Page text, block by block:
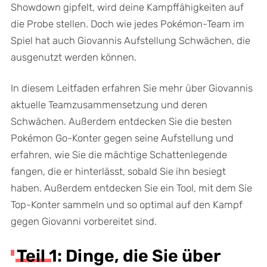
Showdown gipfelt, wird deine Kampffähigkeiten auf
die Probe stellen. Doch wie jedes Pokémon-Team im
Spiel hat auch Giovannis Aufstellung Schwächen, die
ausgenutzt werden können.
In diesem Leitfaden erfahren Sie mehr über Giovannis
aktuelle Teamzusammensetzung und deren
Schwächen. Außerdem entdecken Sie die besten
Pokémon Go-Konter gegen seine Aufstellung und
erfahren, wie Sie die mächtige Schattenlegende
fangen, die er hinterlässt, sobald Sie ihn besiegt
haben. Außerdem entdecken Sie ein Tool, mit dem Sie
Top-Konter sammeln und so optimal auf den Kampf
gegen Giovanni vorbereitet sind.
Teil 1: Dinge, die Sie über